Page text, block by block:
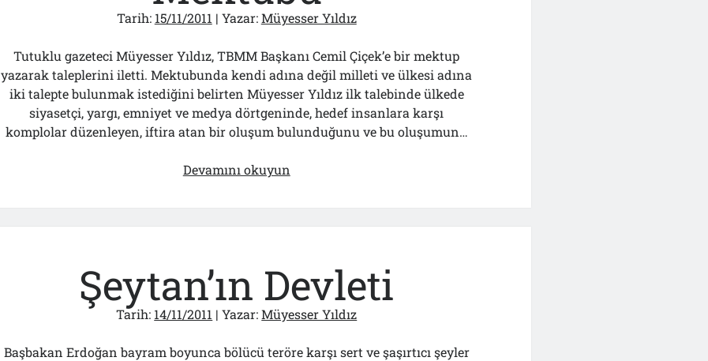
Tarih: 15/11/2011 | Yazar:Müyesser Yıldız
Tutuklu gazeteci Müyesser Yıldız, TBMM Başkanı Cemil Çiçek’e bir mektup
yazarak taleplerini iletti. Mektubunda kendi adına değil milleti ve ülkesi adına
iki talepte bulunmak istediğini belirten Müyesser Yıldız ilk talebinde ülkede
siyasetçi, yargı, emniyet ve medya dörtgeninde, hedef insanlara karşı
komplolar düzenleyen, iftira atan bir oluşum bulunduğunu ve bu oluşumun…
Devamını okuyun
Şeytan’ın Devleti
Tarih: 14/11/2011 | Yazar:Müyesser Yıldız
Başbakan Erdoğan bayram boyunca bölücü teröre karşı sert ve şaşırtıcı şeyler